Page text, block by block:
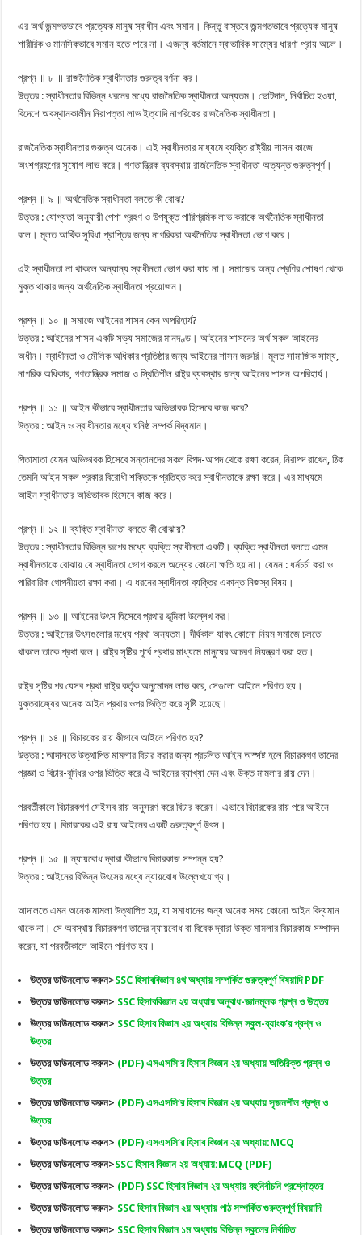
এর অর্থ জন্মগতভাবে প্রত্যেক মানুষ স্বাধীন এবং সমান। কিন্তু বাস্তবে জন্মগতভাবে প্রত্যেক মানুষ
শারীরিক ও মানসিকভাবে সমান হতে পারে না। এজন্য বর্তমানে স্বাভাবিক সাম্যের ধারণা প্রায় অচল।
প্রশ্ন ॥ ৮ ॥ রাজনৈতিক স্বাধীনতার গুরুত্ব বর্ণনা কর।
উত্তর : স্বাধীনতার বিভিন্ন ধরনের মধ্যে রাজনৈতিক স্বাধীনতা অন্যতম। ভোটদান, নির্বাচিত হওয়া,
বিদেশে অবস্থানকালীন নিরাপত্তা লাভ ইত্যাদি নাগরিকের রাজনৈতিক স্বাধীনতা।
রাজনৈতিক স্বাধীনতার গুরুত্ব অনেক। এই স্বাধীনতার মাধ্যমে ব্যক্তি রাষ্ট্রীয় শাসন কাজে
অংশগ্রহণের সুযোগ লাভ করে। গণতান্ত্রিক ব্যবস্থায় রাজনৈতিক স্বাধীনতা অত্যন্ত গুরুত্বপূর্ণ।
প্রশ্ন ॥ ৯ ॥ অর্থনৈতিক স্বাধীনতা বলতে কী বোঝ?
উত্তর : যোগ্যতা অনুযায়ী পেশা গ্রহণ ও উপযুক্ত পারিশ্রমিক লাভ করাকে অর্থনৈতিক স্বাধীনতা
বলে। মূলত আর্থিক সুবিধা প্রাপ্তির জন্য নাগরিকরা অর্থনৈতিক স্বাধীনতা ভোগ করে।
এই স্বাধীনতা না থাকলে অন্যান্য স্বাধীনতা ভোগ করা যায় না। সমাজের অন্য শ্রেণির শোষণ থেকে
মুক্ত থাকার জন্য অর্থনৈতিক স্বাধীনতা প্রয়োজন।
প্রশ্ন ॥ ১০ ॥ সমাজে আইনের শাসন কেন অপরিহার্য?
উত্তর : আইনের শাসন একটি সভ্য সমাজের মানদণ্ড। আইনের শাসনের অর্থ সকল আইনের
অধীন। স্বাধীনতা ও মৌলিক অধিকার প্রতিষ্ঠার জন্য আইনের শাসন জরুরি। মূলত সামাজিক সাম্য,
নাগরিক অধিকার, গণতান্ত্রিক সমাজ ও স্থিতিশীল রাষ্ট্র ব্যবস্থার জন্য আইনের শাসন অপরিহার্য।
প্রশ্ন ॥ ১১ ॥ আইন কীভাবে স্বাধীনতার অভিভাবক হিসেবে কাজ করে?
উত্তর : আইন ও স্বাধীনতার মধ্যে ঘনিষ্ঠ সম্পর্ক বিদ্যমান।
পিতামাতা যেমন অভিভাবক হিসেবে সন্তানদের সকল বিপদ-আপদ থেকে রক্ষা করেন, নিরাপদ রাখেন, ঠিক
তেমনি আইন সকল প্রকার বিরোধী শক্তিকে প্রতিহত করে স্বাধীনতাকে রক্ষা করে। এর মাধ্যমে
আইন স্বাধীনতার অভিভাবক হিসেবে কাজ করে।
প্রশ্ন ॥ ১২ ॥ ব্যক্তি স্বাধীনতা বলতে কী বোঝায়?
উত্তর : স্বাধীনতার বিভিন্ন রূপের মধ্যে ব্যক্তি স্বাধীনতা একটি। ব্যক্তি স্বাধীনতা বলতে এমন
স্বাধীনতাকে বোঝায় যে স্বাধীনতা ভোগ করলে অন্যের কোনো ক্ষতি হয় না। যেমন : ধর্মচর্চা করা ও
পারিবারিক গোপনীয়তা রক্ষা করা। এ ধরনের স্বাধীনতা ব্যক্তির একান্ত নিজস্ব বিষয়।
প্রশ্ন ॥ ১৩ ॥ আইনের উৎস হিসেবে প্রথার ভূমিকা উল্লেখ কর।
উত্তর : আইনের উৎসগুলোর মধ্যে প্রথা অন্যতম। দীর্ঘকাল যাবৎ কোনো নিয়ম সমাজে চলতে
থাকলে তাকে প্রথা বলে। রাষ্ট্র সৃষ্টির পূর্বে প্রথার মাধ্যমে মানুষের আচরণ নিয়ন্ত্রণ করা হত।
রাষ্ট্র সৃষ্টির পর যেসব প্রথা রাষ্ট্র কর্তৃক অনুমোদন লাভ করে, সেগুলো আইনে পরিণত হয়।
যুক্তরাজ্যের অনেক আইন প্রথার ওপর ভিত্তি করে সৃষ্টি হয়েছে।
প্রশ্ন ॥ ১৪ ॥ বিচারকের রায় কীভাবে আইনে পরিণত হয়?
উত্তর : আদালতে উত্থাপিত মামলার বিচার করার জন্য প্রচলিত আইন অস্পষ্ট হলে বিচারকগণ তাদের
প্রজ্ঞা ও বিচার-বুদ্ধির ওপর ভিত্তি করে ঐ আইনের ব্যাখ্যা দেন এবং উক্ত মামলার রায় দেন।
পরবর্তীকালে বিচারকগণ সেইসব রায় অনুসরণ করে বিচার করেন। এভাবে বিচারকের রায় পরে আইনে
পরিণত হয়। বিচারকের এই রায় আইনের একটি গুরুত্বপূর্ণ উৎস।
প্রশ্ন ॥ ১৫ ॥ ন্যায়বোধ দ্বারা কীভাবে বিচারকাজ সম্পন্ন হয়?
উত্তর : আইনের বিভিন্ন উৎসের মধ্যে ন্যায়বোধ উল্লেখযোগ্য।
আদালতে এমন অনেক মামলা উত্থাপিত হয়, যা সমাধানের জন্য অনেক সময় কোনো আইন বিদ্যমান
থাকে না। সে অবস্থায় বিচারকগণ তাদের ন্যায়বোধ বা বিবেক দ্বারা উক্ত মামলার বিচারকাজ সম্পাদন
করেন, যা পরবর্তীকালে আইনে পরিণত হয়।
উত্তর ডাউনলোড করুন>SSC হিসাববিজ্ঞান ৪থ অধ্যায় সম্পর্কিত গুরুত্বপূর্ণ বিষয়াদি PDF
উত্তর ডাউনলোড করুন> SSC হিসাববিজ্ঞান ২য় অধ্যায় অনুবাধ-জ্ঞানমূলক প্রশ্ন ও উত্তর
উত্তর ডাউনলোড করুন> SSC হিসাব বিজ্ঞান ২য় অধ্যায় বিভিন্ন স্কুল-ব্যাংক‘র প্রশ্ন ও
উত্তর
উত্তর ডাউনলোড করুন> (PDF) এসএসসি‘র হিসাব বিজ্ঞান ২য় অধ্যায় অতিরিক্ত প্রশ্ন ও
উত্তর
উত্তর ডাউনলোড করুন> (PDF) এসএসসি‘র হিসাব বিজ্ঞান ২য় অধ্যায় সৃজনশীল প্রশ্ন ও
উত্তর
উত্তর ডাউনলোড করুন> (PDF) এসএসসি‘র হিসাব বিজ্ঞান ২য় অধ্যায়:MCQ
উত্তর ডাউনলোড করুন>SSC হিসাব বিজ্ঞান ২য় অধ্যায়:MCQ (PDF)
উত্তর ডাউনলোড করুন> (PDF) SSC হিসাব বিজ্ঞান ২য় অধ্যায় বহুনির্বাচনি প্রশ্নোত্তর
উত্তর ডাউনলোড করুন> SSC হিসাব বিজ্ঞান ২য় অধ্যায় পাঠ সম্পর্কিত গুরুত্বপূর্ণ বিষয়াদি
উত্তর ডাউনলোড করুন> SSC হিসাব বিজ্ঞান ১ম অধ্যায় বিভিন্ন স্কুলের নির্বাচিত